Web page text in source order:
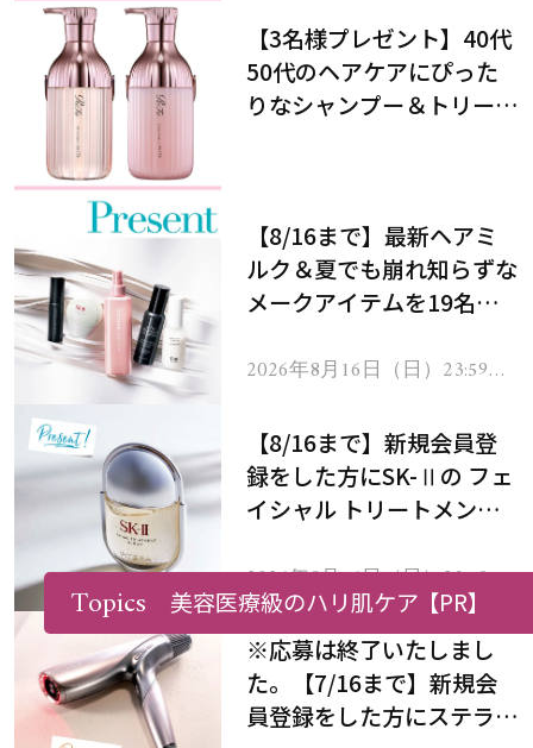
【3名様プレゼント】40代
50代のヘアケアにぴった
りなシャンプー＆トリート
【8/16まで】最新ヘアミ
ルク＆夏でも崩れ知らずな
メークアイテムを19名様
2026年8月16日（日）23:59ま
【8/16まで】新規会員登
録をした方にSK-Ⅱの フェ
イシャル トリートメント
2026年8月16日（日）23:59ま
で
※応募は終了いたしまし
た。【7/16まで】新規会
員登録をした方にステラボ
Topics 美容医療級のハリ肌ケア【PR】